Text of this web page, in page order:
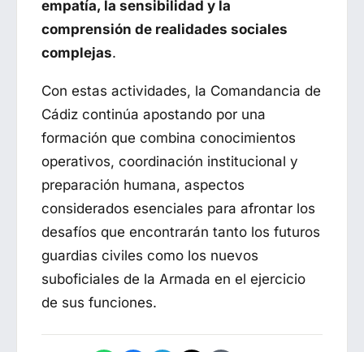
empatía, la sensibilidad y la
comprensión de realidades sociales
complejas.
Con estas actividades, la Comandancia de
Cádiz continúa apostando por una
formación que combina conocimientos
operativos, coordinación institucional y
preparación humana, aspectos
considerados esenciales para afrontar los
desafíos que encontrarán tanto los futuros
guardias civiles como los nuevos
suboficiales de la Armada en el ejercicio
de sus funciones.